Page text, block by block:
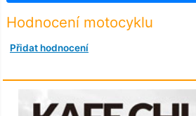
Hodnocení motocyklu
Přidat hodnocení